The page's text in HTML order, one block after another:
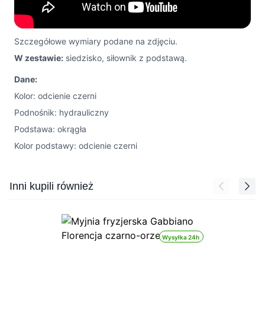
Szczegółowe wymiary podane na zdjęciu.
W zestawie: siedzisko, siłownik z podstawą.
Dane:
Kolor: odcienie czerni
Podnośnik: hydrauliczny
Podstawa: okrągła
Kolor podstawy: odcienie czerni
Press to skip carousel
Inni kupili również
Wysyłka 24h